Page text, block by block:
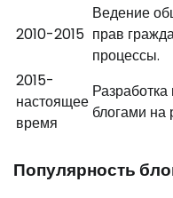
2010-2015
Ведение
прав
процессы.
2015-
настоящее
время
блогами на
Популярность